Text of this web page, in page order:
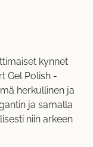
kynnet
Gel Polish -
herkullinen ja
ja samalla
niin arkeen